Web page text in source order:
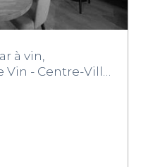
à vin,
- Centre-Ville,